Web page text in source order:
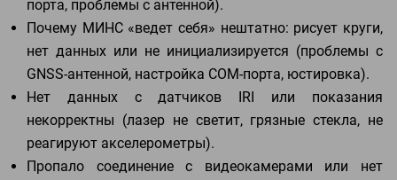
порта, проблемы с антенной).
Почему МИНС «ведет себя» нештатно: рисует круги,
нет данных или не инициализируется (проблемы с
GNSS-антенной, настройка COM-порта, юстировка).
Нет данных с датчиков IRI или показания
некорректны (лазер не светит, грязные стекла, не
реагируют акселерометры).
Пропало соединение с видеокамерами или нет